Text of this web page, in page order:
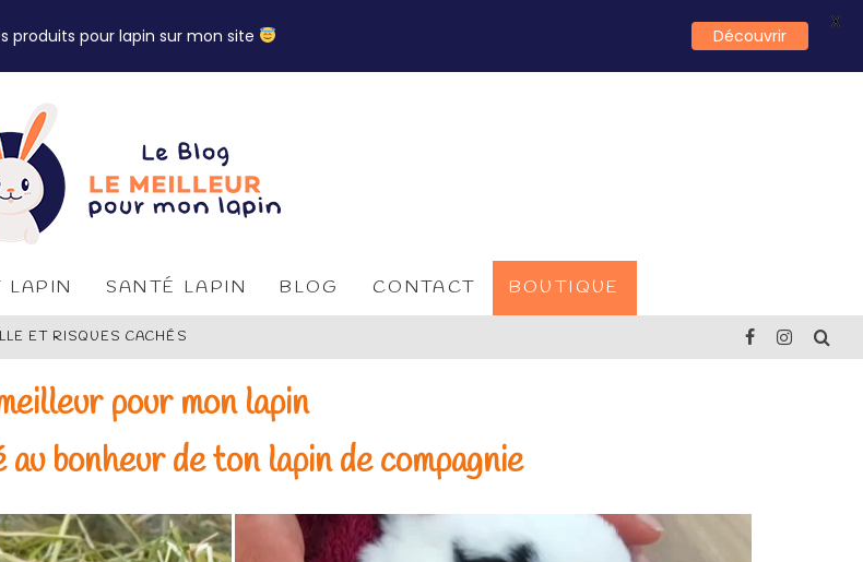
LAPIN SANTÉ LAPIN BLOG CONTACT BOUTIQUE
ET RISQUES CACHÉS
OBÉSITÉ CHEZ LE LAPIN
pour mon lapin
bonheur de ton lapin de compagnie
produits pour lapin sur mon site Découvrir
X